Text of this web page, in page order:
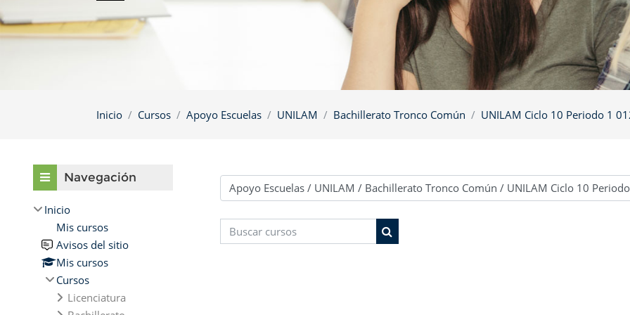
Inicio Cursos Apoyo Escuelas UNILAM Bachillerato Tronco Común UNILAM Ciclo 10 Periodo 1
Categorías
Buscar cursos
Buscar cursos
Navegación
Inicio
Mis cursos
Avisos del sitio
Mis cursos
Cursos
Licenciatura